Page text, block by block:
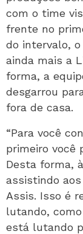
com o time
frente no
do intervalo,
ainda mais a
forma, a
desgarrou
fora de casa.
“Para você
primeiro você
Desta forma,
assistindo
Assis. Isso é
lutando,
está lutando